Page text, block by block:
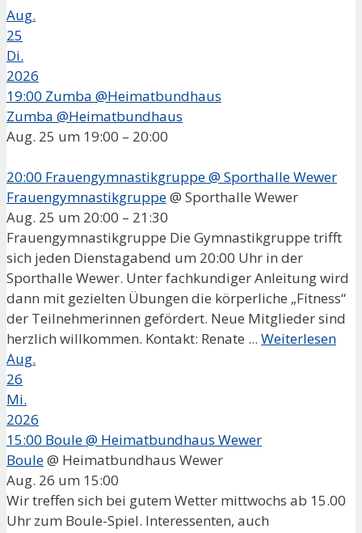
Aug.
25
Di.
2026
19:00 Zumba @Heimatbundhaus
Zumba @Heimatbundhaus
Aug. 25 um 19:00 – 20:00
20:00 Frauengymnastikgruppe@ Sporthalle Wewer
Frauengymnastikgruppe@ Sporthalle Wewer
Aug. 25 um 20:00 – 21:30
Frauengymnastikgruppe Die Gymnastikgruppe trifft
sich jeden Dienstagabend um 20:00 Uhr in der
Sporthalle Wewer. Unter fachkundiger Anleitung wird
dann mit gezielten Übungen die körperliche „Fitness“
der Teilnehmerinnen gefördert. Neue Mitglieder sind
herzlich willkommen. Kontakt: Renate ... Weiterlesen
Aug.
26
Mi.
2026
15:00 Boule@ Heimatbundhaus Wewer
Boule@ Heimatbundhaus Wewer
Aug. 26 um 15:00
Wir treffen sich bei gutem Wetter mittwochs ab 15.00
Uhr zum Boule-Spiel. Interessenten, auch